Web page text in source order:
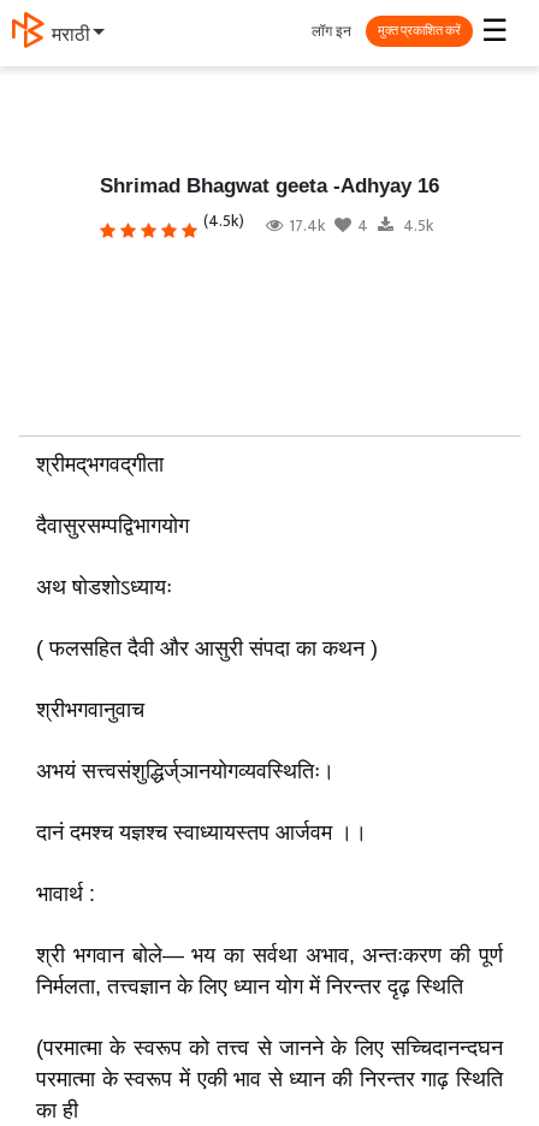
தமிழ் ☰
लॉग इन मुक्त प्रकाशित करें
Shrimad Bhagwat geeta -Adhyay 16
(4.5k) 17.4k 4 4.5k
श्रीमद्‌भगवद्‌गीता
दैवासुरसम्पद्विभागयोग
अथ षोडशोऽध्यायः
( फलसहित दैवी और आसुरी संपदा का कथन )
श्रीभगवानुवाच
अभयं सत्त्वसंशुद्धिर्ज्‌ञानयोगव्यवस्थितिः।
दानं दमश्च यज्ञश्च स्वाध्यायस्तप आर्जवम ।।
भावार्थ :
श्री भगवान बोले— भय का सर्वथा अभाव, अन्तःकरण की पूर्ण
निर्मलता, तत्त्वज्ञान के लिए ध्यान योग में निरन्तर दृढ़ स्थिति
(परमात्मा के स्वरूप को तत्त्व से जानने के लिए सच्चिदानन्दघन
परमात्मा के स्वरूप में एकी भाव से ध्यान की निरन्तर गाढ़ स्थिति
का ही